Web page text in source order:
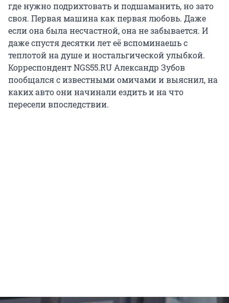
где нужно подрихтовать и подшаманить, но зато
своя. Первая машина как первая любовь. Даже
если она была несчастной, она не забывается. И
даже спустя десятки лет её вспоминаешь с
теплотой на душе и ностальгической улыбкой.
Корреспондент NGS55.RU Александр Зубов
пообщался с известными омичами и выяснил, на
каких авто они начинали ездить и на что
пересели впоследствии.